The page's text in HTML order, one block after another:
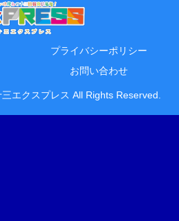
プライバシーポリシー
お問い合わせ
エクスプレス All Rights Reserved.